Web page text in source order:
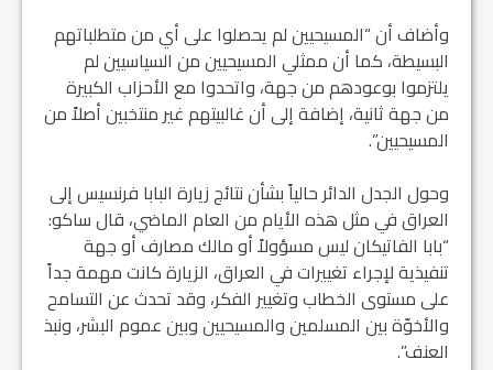
وأضاف أن “المسيحيين لم يحصلوا على أي من متطلباتهم
البسيطة، كما أن ممثلي المسيحيين من السياسيين لم
يلتزموا بوعودهم من جهة، واتحدوا مع الأحزاب الكبيرة
من جهة ثانية، إضافة إلى أن غالبيتهم غير منتخبين أصلاً من
المسيحيين”.
وحول الجدل الدائر حالياً بشأن نتائج زيارة البابا فرنسيس إلى
العراق في مثل هذه الأيام من العام الماضي، قال ساكو:
“بابا الفاتيكان ليس مسؤولاً أو مالك مصارف أو جهة
تنفيذية لإجراء تغييرات في العراق، الزيارة كانت مهمة جداً
على مستوى الخطاب وتغيير الفكر، وقد تحدث عن التسامح
والأخوّة بين المسلمين والمسيحيين وبين عموم البشر، ونبذ
العنف”.